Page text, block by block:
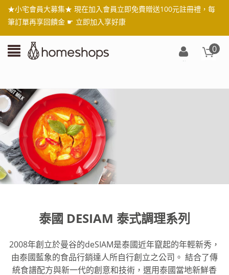
★小宅會員大募集★ 現在加入會員立即免費贈送100元註冊禮，每
筆訂單再享回饋金 ☛ 立即加入享好康
0
註
泰國 DESIAM 泰式調理系列
2008年創立於曼谷的deSIAM是泰國近年竄起的年輕新秀，
由泰國藍象的食品行銷達人所自行創立之公司。 結合了傳
統食譜配方與新一代的創意和技術，選用泰國當地新鮮香